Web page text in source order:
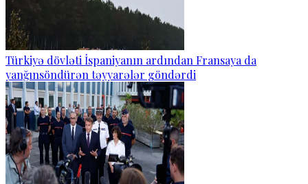
Türkiyə dövləti İspaniyanın ardından Fransaya da
yanğınsöndürən təyyarələr göndərdi